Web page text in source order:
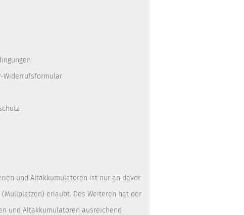
Widerrufsformular
und Altakkumulatoren ist nur an davor
erlaubt. Des Weiteren hat der
und Altakkumulatoren ausreichend